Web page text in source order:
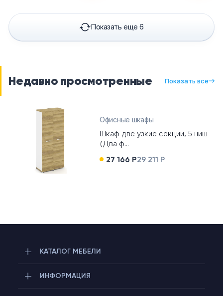
Показать еще 6
Недавно просмотренные Показать все
Офисные шкафы
Шкаф две узкие секции, 5 ниш
(Два ф...
27 166 Р29 211 Р
КАТАЛОГ МЕБЕЛИ
ИНФОРМАЦИЯ
Telegram
Max